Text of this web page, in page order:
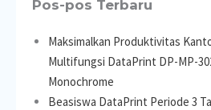
Pos-pos Terbaru
Maksimalkan Produktivitas
Multifungsi DataPrint DP-MP-
Monochrome
Beasiswa DataPrint Periode 3